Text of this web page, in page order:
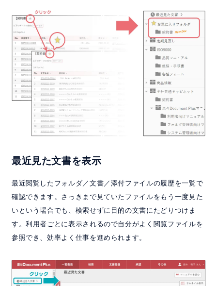
最近見た文書を表示
最近閲覧したフォルダ／文書／添付ファイルの履歴を一覧で
確認できます。さっきまで見ていたファイルをもう一度見た
いという場合でも、検索せずに目的の文書にたどりつけま
す。利用者ごとに表示されるので自分がよく閲覧ファイルを
参照でき、効率よく仕事を進められます。